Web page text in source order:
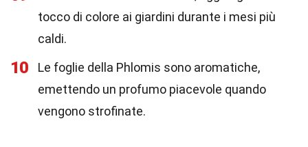
tocco di colore ai giardini durante i mesi più
caldi.
10
Le foglie della Phlomis sono aromatiche,
emettendo un profumo piacevole quando
vengono strofinate.